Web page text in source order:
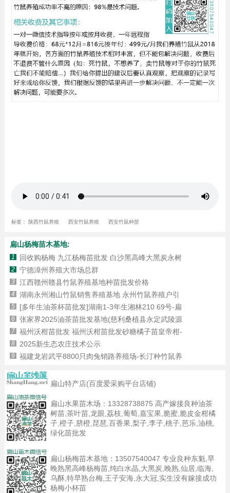
标签： 陕西竹鼠养殖 西安竹鼠养殖 西安竹鼠种苗
扁山杨梅苗木基地:
1 回收购杨梅 九江杨梅苗批发 白沙黑高峰大黑炭永树
2 宁德漳州养殖大市场总群
3 江西赣州赣县竹鼠养殖基地种苗批发价格
4 湖南永州湘山竹鼠销售养殖基地 永州竹鼠养殖户引
5 [多年生油茶杯苗批发]湖南1-3年生湘林210 69号-扁
6 张家界2025油茶苗批发基地(慈利桑植县永定武陵源
7 福州沃柑苗批发 福州沃柑苗批发砂糖橘子苗皇帝柑-
8 2025新生态农庄技术公示
9 福建龙岩武平8800只肉兔销路养殖场-长汀种竹鼠养
扁山特产店(百度爱采购平台店铺)
扁山水果苗木场： 13328738875 高产嫁接良种油茶
树苗,茶叶苗,龙眼,荔枝,葡萄,嘉宝果,脆蜜,脆皮金柑橘
子,橙子,脐橙,琵琶,百香果,梨子,李子,桃子,芭乐,油桃,
绿化苗批发
扁山杨梅苗木基地： 13507540047 专业良种东魁,早
晚熟黑高峰杨梅苗,纯白水晶,大黑炭,晚熟,仙居,临海,
乌酥,特早熟台梅,王子安海,永大冠,实生没有嫁接成功
杨梅小杯苗